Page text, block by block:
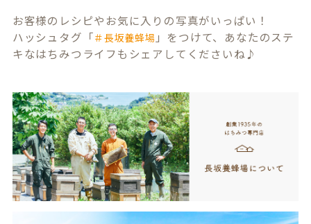
お客様のレシピやお気に入りの写真がいっぱい！
ハッシュタグ「＃長坂養蜂場 」をつけて、あなたのステ
キなはちみつライフもシェアしてくださいね♪